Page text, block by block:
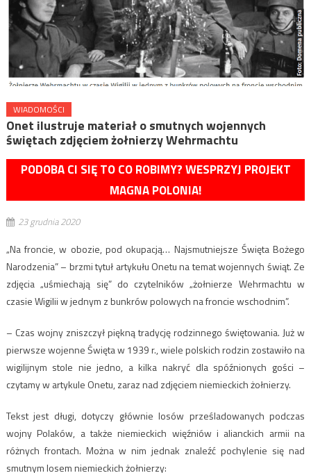
WIADOMOŚCI
Onet ilustruje materiał o smutnych wojennych
świętach zdjęciem żołnierzy Wehrmachtu
PODOBA CI SIĘ TO CO ROBIMY? WESPRZYJ PROJEKT
MAGNA POLONIA!
23 grudnia 2020
„Na froncie, w obozie, pod okupacją… Najsmutniejsze Święta Bożego
Narodzenia” – brzmi tytuł artykułu Onetu na temat wojennych świąt. Ze
zdjęcia „uśmiechają się” do czytelników „żołnierze Wehrmachtu w
czasie Wigilii w jednym z bunkrów polowych na froncie wschodnim”.
– Czas wojny zniszczył piękną tradycję rodzinnego świętowania. Już w
pierwsze wojenne Święta w 1939 r., wiele polskich rodzin zostawiło na
wigilijnym stole nie jedno, a kilka nakryć dla spóźnionych gości –
czytamy w artykule Onetu, zaraz nad zdjęciem niemieckich żołnierzy.
Tekst jest długi, dotyczy głównie losów prześladowanych podczas
wojny Polaków, a także niemieckich więźniów i alianckich armii na
różnych frontach. Można w nim jednak znaleźć pochylenie się nad
smutnym losem niemieckich żołnierzy: